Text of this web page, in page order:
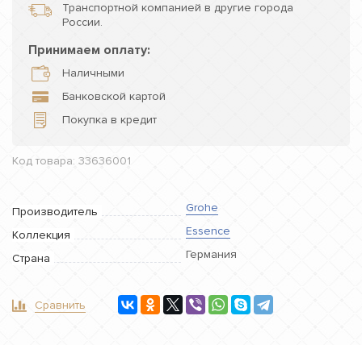
Транспортной компанией в другие города
России.
Принимаем оплату:
Наличными
Банковской картой
Покупка в кредит
Код товара: 33636001
Производитель
Grohe
Коллекция
Essence
Страна
Германия
Сравнить